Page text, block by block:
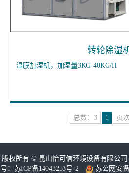
转轮除湿
湿膜加湿机，加湿量3KG-40KG/H
总数：3 1 页
版权所有 © 昆山怡可信环境设备有限公司
号： 苏ICP备14043253号-2 苏公网安